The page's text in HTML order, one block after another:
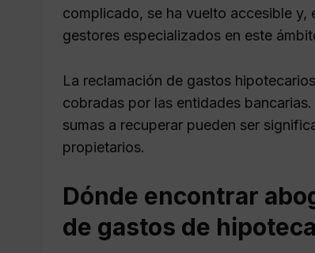
complicado, se ha vuelto accesible
gestores especializados en este
La reclamación de gastos
cobradas por las entidades
sumas a recuperar pueden ser
propietarios.
Dónde encontrar
de gastos de